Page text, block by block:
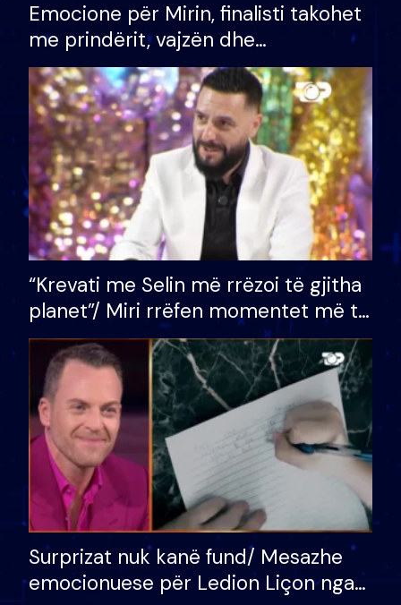
Emocione për Mirin, finalisti takohet
me prindërit, vajzën dhe
bashkëshorten: S’kemi ndonjë letër
divorci apo jo?
“Krevati me Selin më rrëzoi të gjitha
planet”/ Miri rrëfen momentet më të
bukura në shtëpinë e BB VIP: Do më
mungojë zilja e mëngjesit kur…
Surprizat nuk kanë fund/ Mesazhe
emocionuese për Ledion Liçon nga